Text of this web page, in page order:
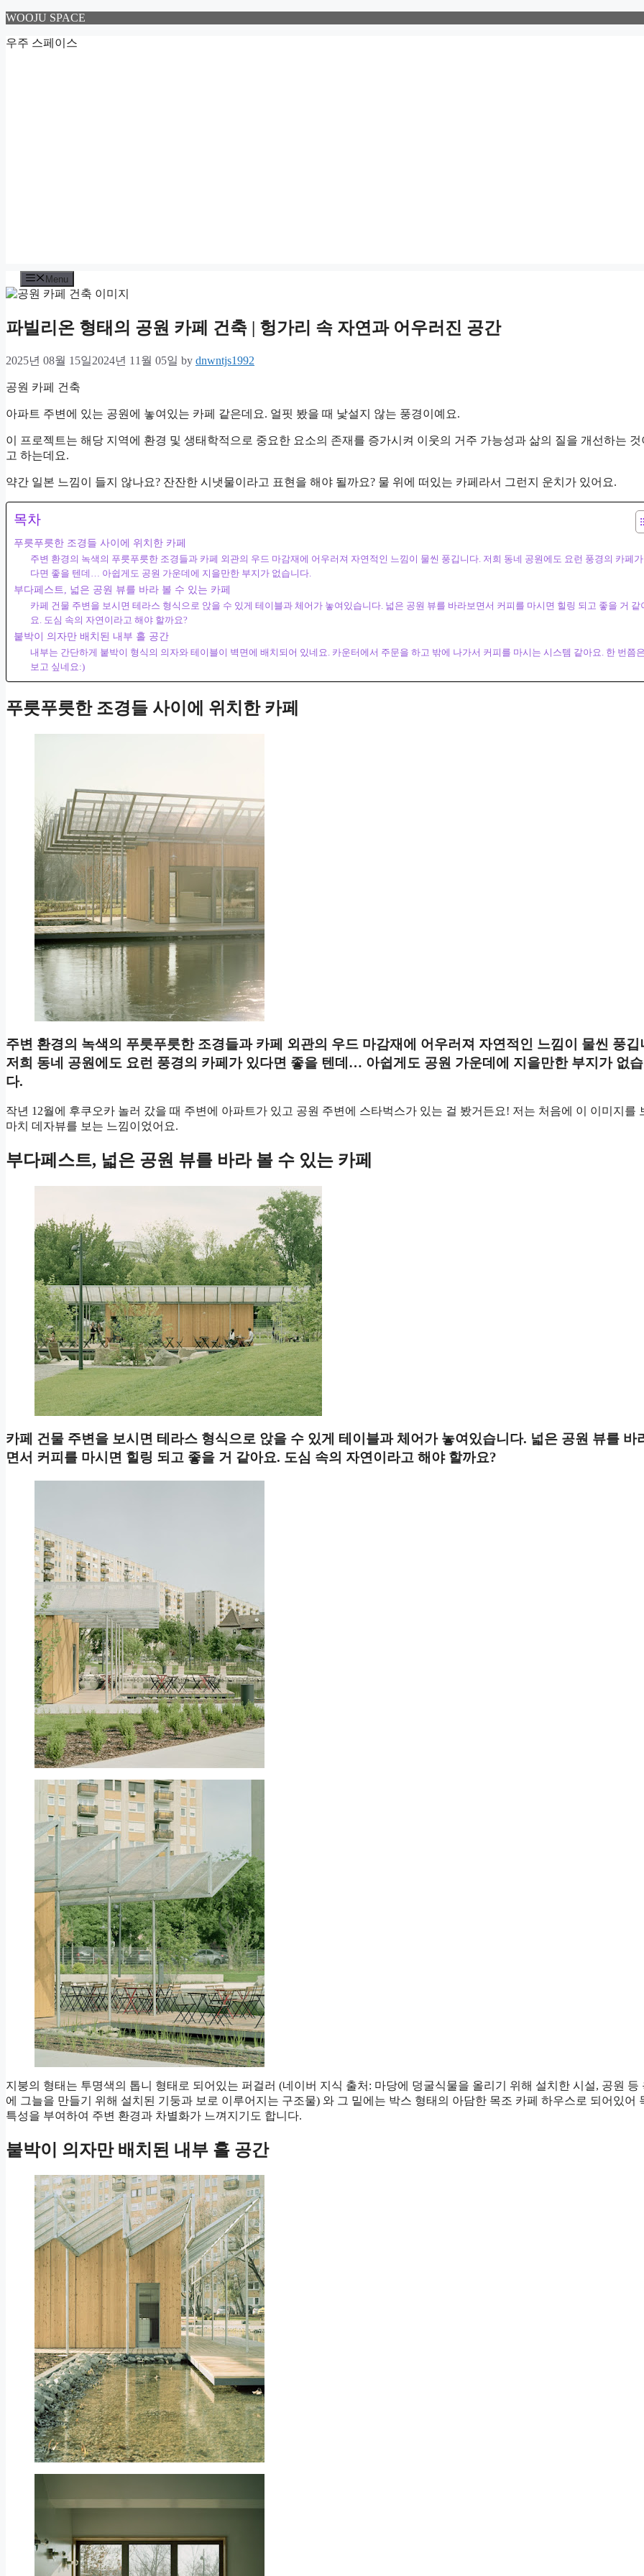
Skip
content
WOOJU SPACE
우주 스페이스
Menu
파빌리온 형태의 공원 카페 건축 | 헝가리 속 자연과 어우러진 공간
2025년 08월 15일2024년 11월 05일 by dnwntjs1992
공원 카페 건축
아파트 주변에 있는 공원에 놓여있는 카페 같은데요. 얼핏 봤을 때 낯설지 않는 풍경이예요.
이 프로젝트는 해당 지역에 환경 및 생태학적으로 중요한 요소의 존재를 증가시켜 이웃의 거주 가능성과 삶의 질을 개선하는 것
고 하는데요.
약간 일본 느낌이 들지 않나요? 잔잔한 시냇물이라고 표현을 해야 될까요? 물 위에 떠있는 카페라서 그런지 운치가 있어요.
목차
푸릇푸릇한 조경들 사이에 위치한 카페
주변 환경의 녹색의 푸릇푸릇한 조경들과 카페 외관의 우드 마감재에 어우러져 자연적인 느낌이 물씬 풍깁니다. 저희 동네 공원에도 요런 풍경의 카페
다면 좋을 텐데… 아쉽게도 공원 가운데에 지을만한 부지가 없습니다.
부다페스트, 넓은 공원 뷰를 바라 볼 수 있는 카페
카페 건물 주변을 보시면 테라스 형식으로 앉을 수 있게 테이블과 체어가 놓여있습니다. 넓은 공원 뷰를 바라보면서 커피를 마시면 힐링 되고 좋을 거 같
요. 도심 속의 자연이라고 해야 할까요?
붙박이 의자만 배치된 내부 홀 공간
내부는 간단하게 붙박이 형식의 의자와 테이블이 벽면에 배치되어 있네요. 카운터에서 주문을 하고 밖에 나가서 커피를 마시는 시스템 같아요. 한 번쯤
보고 싶네요:)
푸릇푸릇한 조경들 사이에 위치한 카페
주변 환경의 녹색의 푸릇푸릇한 조경들과 카페 외관의 우드 마감재에 어우러져 자연적인 느낌이 물씬 풍깁
저희 동네 공원에도 요런 풍경의 카페가 있다면 좋을 텐데… 아쉽게도 공원 가운데에 지을만한 부지가 없
다.
작년 12월에 후쿠오카 놀러 갔을 때 주변에 아파트가 있고 공원 주변에 스타벅스가 있는 걸 봤거든요! 저는 처음에 이 이미지를
마치 데자뷰를 보는 느낌이었어요.
부다페스트, 넓은 공원 뷰를 바라 볼 수 있는 카페
카페 건물 주변을 보시면 테라스 형식으로 앉을 수 있게 테이블과 체어가 놓여있습니다. 넓은 공원 뷰를 바
면서 커피를 마시면 힐링 되고 좋을 거 같아요. 도심 속의 자연이라고 해야 할까요?
지붕의 형태는 투명색의 톱니 형태로 되어있는 퍼걸러 (네이버 지식 출처: 마당에 덩굴식물을 올리기 위해 설치한 시설, 공원 등
에 그늘을 만들기 위해 설치된 기둥과 보로 이루어지는 구조물) 와 그 밑에는 박스 형태의 아담한 목조 카페 하우스로 되어있어
특성을 부여하여 주변 환경과 차별화가 느껴지기도 합니다.
붙박이 의자만 배치된 내부 홀 공간